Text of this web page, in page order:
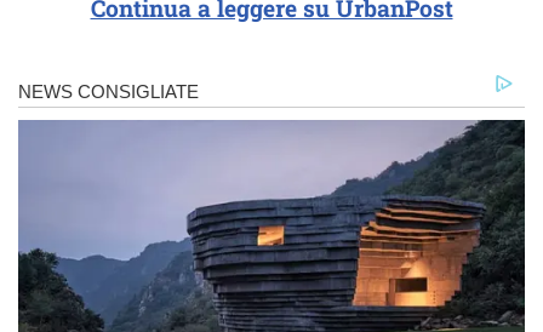
Continua a leggere su UrbanPost